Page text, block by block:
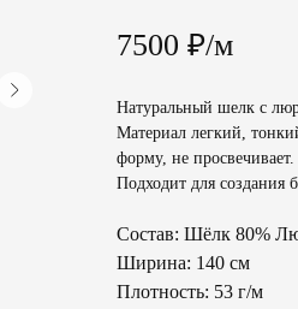
7500 ₽/м
Натуральный шелк с
Материал легкий,
форму, не просвечивает.
Подходит для создания
Состав: Шёлк 80%
Ширина: 140 см
Плотность: 53 г/м